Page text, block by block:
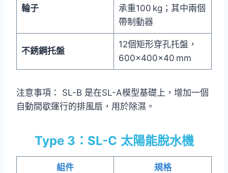
輪子
承重100 kg；其中兩個
帶制動器
不銹鋼托盤
12個矩形穿孔托盤，
600×400×40 mm
注意事項： SL-B 是在SL-A模型基礎上，增加一個
自動間歇運行的排風扇，用於除濕。
Type 3：SL-C 太陽能脫水機
組件 規格